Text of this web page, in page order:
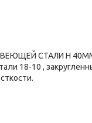
СТАЛИ H
18-10 ,